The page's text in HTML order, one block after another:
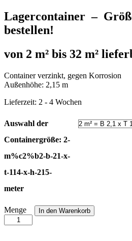
Lagercontainer –
bestellen!
von 2 m² bis 32 m²
Container verzinkt, gegen Korrosion
Außenhöhe: 2,15 m
Lieferzeit: 2 - 4 Wochen
Auswahl der
Containergröße: 2-
m%c2%b2-b-21-x-
t-114-x-h-215-
meter
Lagercontainer
Anzahl
Menge In den Warenkorb